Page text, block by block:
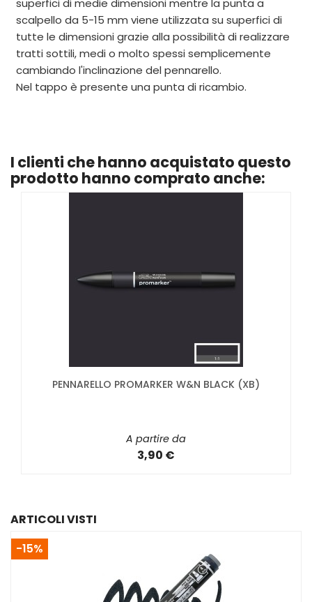
superfici di medie dimensioni mentre la punta a
scalpello da 5-15 mm viene utilizzata su superfici di
tutte le dimensioni grazie alla possibilità di realizzare
tratti sottili, medi o molto spessi semplicemente
cambiando l'inclinazione del pennarello.
Nel tappo è presente una punta di ricambio.
I clienti che hanno acquistato questo
prodotto hanno comprato anche:
PENNARELLO PROMARKER W&N BLACK (XB)
A partire da
3,90 €
ARTICOLI VISTI
-15%